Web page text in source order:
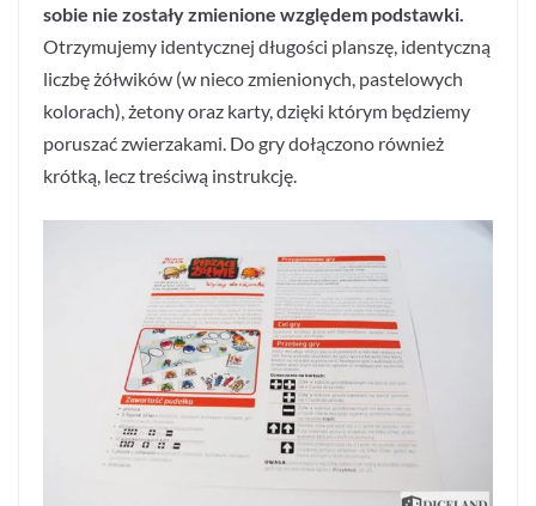
sobie nie zostały zmienione względem podstawki.
Otrzymujemy identycznej długości planszę, identyczną
liczbę żółwików (w nieco zmienionych, pastelowych
kolorach), żetony oraz karty, dzięki którym będziemy
poruszać zwierzakami. Do gry dołączono również
krótką, lecz treściwą instrukcję.